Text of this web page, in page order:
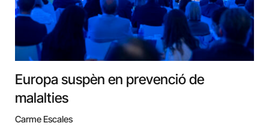
Europa suspèn en prevenció de
malalties
Carme Escales